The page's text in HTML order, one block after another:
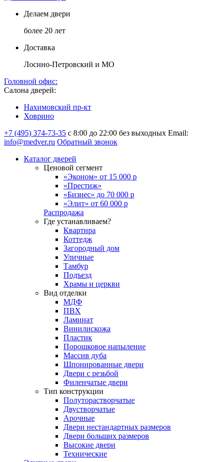
Делаем двери
более 20 лет
Доставка
Лосино-Петровский и МО
Головной офис:
Салона дверей:
Нахимовский пр-кт
Ховрино
+7 (495) 374-73-35 с 8:00 до 22:00 без выходных Email:
info@medver.ru Обратный звонок
Каталог дверей
Ценовой сегмент
«Эконом» от 15 000 р
«Престиж»
«Бизнес» до 70 000 р
«Элит» от 60 000 р
Распродажа
Где устанавливаем?
Квартира
Коттедж
Загородный дом
Уличные
Тамбур
Подъезд
Храмы и церкви
Вид отделки
МДФ
ПВХ
Ламинат
Винилискожа
Пластик
Порошковое напыление
Массив дуба
Шпонированные двери
Двери с резьбой
Филенчатые двери
Тип конструкции
Полуторастворчатые
Двустворчатые
Арочные
Двери нестандартных размеров
Двери больших размеров
Высокие двери
Технические